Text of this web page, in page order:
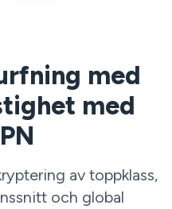
med
med
av toppklass,
och global